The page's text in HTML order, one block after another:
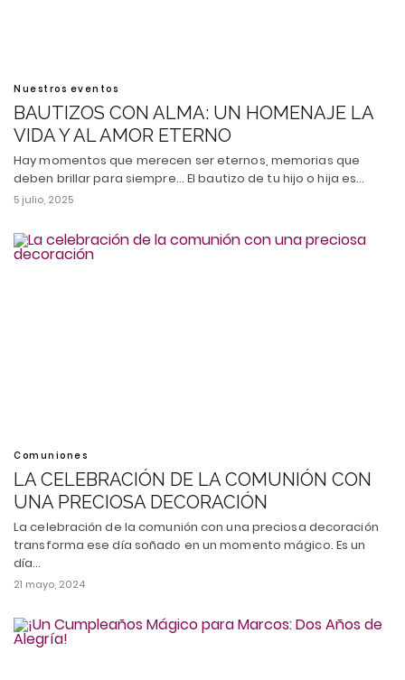
Nuestros eventos
BAUTIZOS CON ALMA: UN HOMENAJE LA
VIDA Y AL AMOR ETERNO
Hay momentos que merecen ser eternos, memorias que
deben brillar para siempre... El bautizo de tu hijo o hija es…
5 julio, 2025
Comuniones
LA CELEBRACIÓN DE LA COMUNIÓN CON
UNA PRECIOSA DECORACIÓN
La celebración de la comunión con una preciosa decoración
transforma ese día soñado en un momento mágico. Es un
día…
21 mayo, 2024